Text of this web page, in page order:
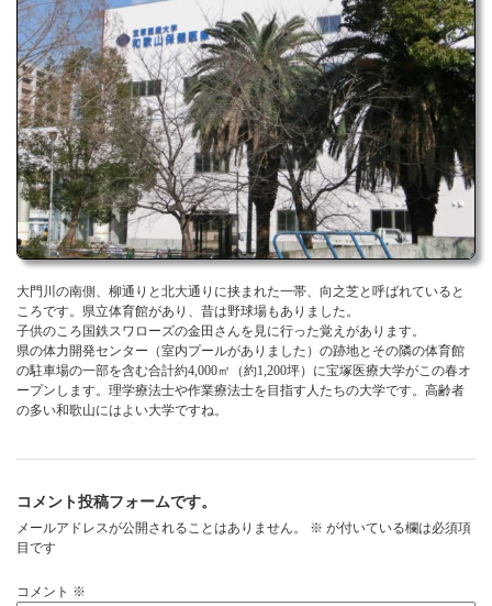
月極駐車場のご案内
アクセス
お問い合わせ
大門川の南側、柳通りと北大通りに挟まれた一帯、向之芝と呼ばれていると
ころです。県立体育館があり、昔は野球場もありました。
子供のころ国鉄スワローズの金田さんを見に行った覚えがあります。
県の体力開発センター（室内プールがありました）の跡地とその隣の体育館
の駐車場の一部を含む合計約4,000㎡（約1,200坪）に宝塚医療大学がこの春オ
ープンします。理学療法士や作業療法士を目指す人たちの大学です。高齢者
の多い和歌山にはよい大学ですね。
コメント投稿フォームです。
メールアドレスが公開されることはありません。 ※ が付いている欄は必須項
目です
コメント ※